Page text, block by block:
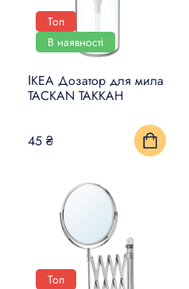
Топ
В наявності
ІКЕА Дозатор для мила
TACKAN ТАККАН
45 ₴
Топ